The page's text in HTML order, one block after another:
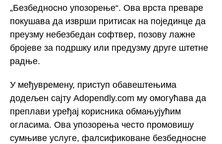
„Безбедносно упозорење“. Ова врста преваре
покушава да изврши притисак на појединце да
преузму небезбедан софтвер, позову лажне
бројеве за подршку или предузму друге штетне
радње.
У међувремену, приступ обавештењима
додељен сајту Adopendly.com му омогућава да
преплави уређај корисника обмањујућим
огласима. Ова упозорења често промовишу
сумњиве услуге, фалсификоване безбедносне